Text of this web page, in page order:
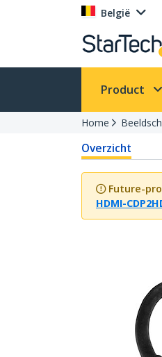
België
Product
Home
Overzicht
Future-
HDMI-